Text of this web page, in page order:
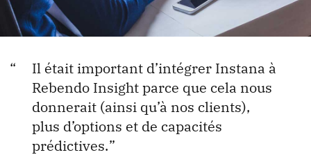
Il était important d’intégrer Instana à
Rebendo Insight parce que cela nous
donnerait (ainsi qu’à nos clients),
plus d’options et de capacités
prédictives.